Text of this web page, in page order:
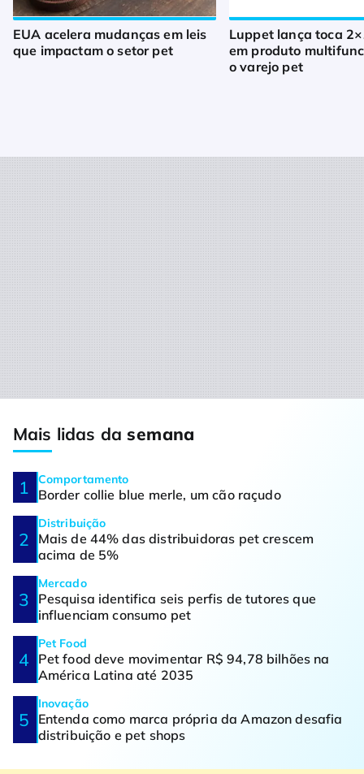
EUA acelera mudanças em leis
que impactam o setor pet
Luppet lança toca
em produto
o varejo pet
Mais lidas dasemana
Comportamento
Border collie blue merle, um cão raçudo
Distribuição
Mais de 44% das distribuidoras pet crescem
acima de 5%
Mercado
Pesquisa identifica seis perfis de tutores que
influenciam consumo pet
Pet Food
Pet food deve movimentar R$ 94,78 bilhões na
América Latina até 2035
Inovação
Entenda como marca própria da Amazon desafia
distribuição e pet shops